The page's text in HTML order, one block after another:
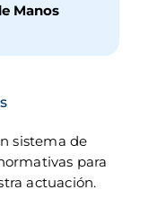
Manos
sistema de
para
actuación.